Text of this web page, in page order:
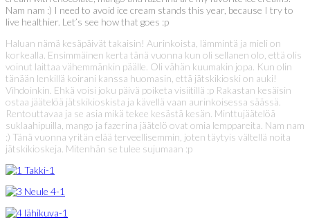
Nam nam :) I need to avoid ice cream stands this year, because I try to
live healthier. Let’s see how that goes :p
Haluan nämä kesäpäivät takaisin! Aurinkoista, lämmintä ja mieli on
korkealla. Ensimmäinen kerta tänä vuonna kun oli sellanen olo, että olis
voinut laittaa vähemmänkin päälle. Oli vähän kuumakin jopa. Kun olin
tänään lenkillä koirani kanssa huomasin, että jätskikioski on auki!
Vihdoinkin. Ehkä voisi joku päivä poiketa visiitillä :p Rakastan kesäisin
ostaa jäätelöä jätskikioskista ja kävellä vaan aurinkoisessa säässä.
Rentouttavaa ja se asia mikä tekee kesästä kesän. Minttujäätelöä
suklaahipuilla, mango ja fazerina jäätelö ovat omia lemppareita. Nam nam
:) Tänä vuonna yritän elää terveellisemmin, joten täytyis vältellä noita
jätskikioskeja. Mitenhän se tulee sujumaan :p